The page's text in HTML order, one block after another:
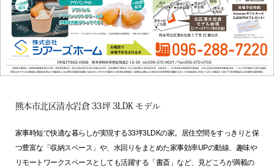
熊本市北区清水岩倉 33坪 3LDK モデル
家事時短で快適な暮らしが実現する33坪3LDKの家。居住空間をすっきりと保
つ豊富な「収納スペース」や、水回りをまとめた家事効率UPの動線、趣味や
リモートワークスペースとしても活躍する「書斎」など、見どころが満載の